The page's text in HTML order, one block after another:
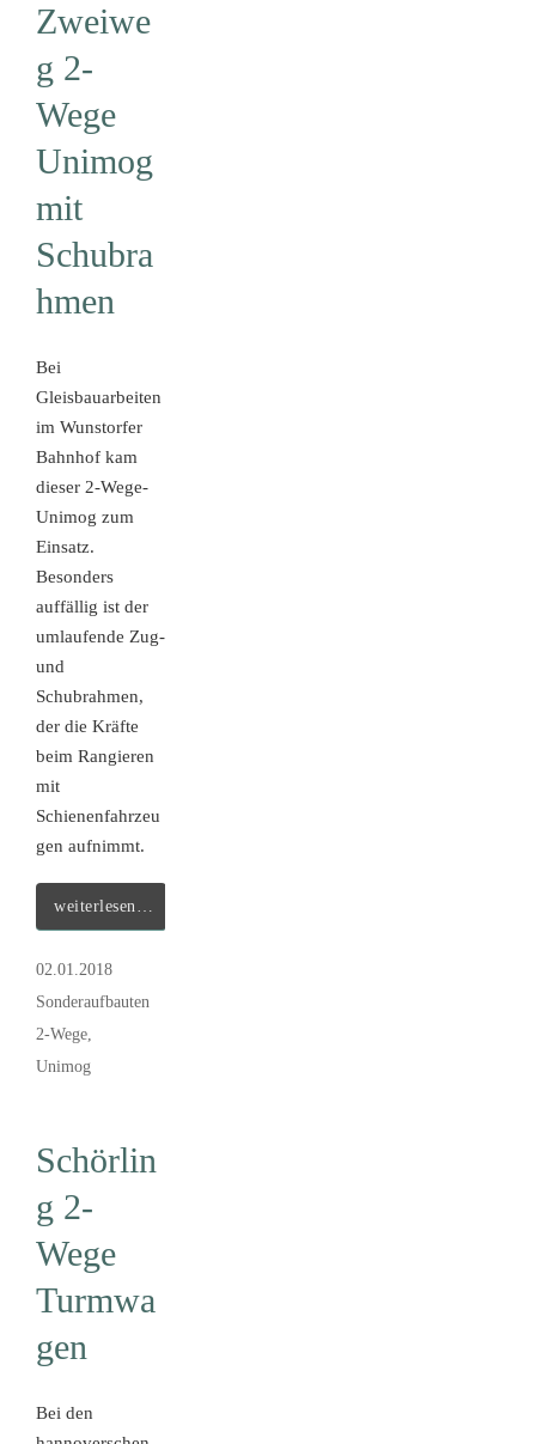
Zweiwe
g 2-
Wege
Unimog
mit
Schubra
hmen
Bei
Gleisbauarbeiten
im Wunstorfer
Bahnhof kam
dieser 2-Wege-
Unimog zum
Einsatz.
Besonders
auffällig ist der
umlaufende Zug-
und
Schubrahmen,
der die Kräfte
beim Rangieren
mit
Schienenfahrzeu
gen aufnimmt.
weiterlesen…
02.01.2018
Sonderaufbauten
2-Wege
Unimog
Schörlin
g 2-
Wege
Turmwa
gen
Bei den